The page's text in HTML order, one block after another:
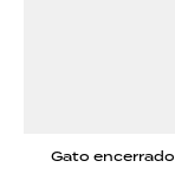
Gato encerrado